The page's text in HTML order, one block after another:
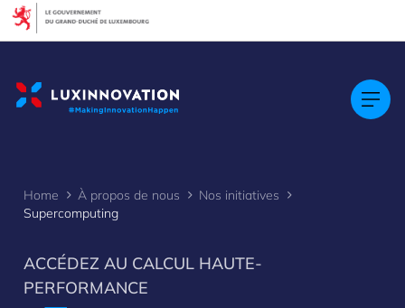
Home À propos de nous
Nos initiatives
Supercomputing
ACCÉDEZ AU CALCUL HAUTE-
PERFORMANCE
Cookies management panel